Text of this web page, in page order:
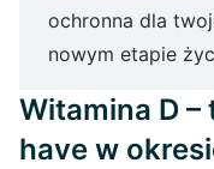
ochronna dla
nowym etapie
Witamina D
have w